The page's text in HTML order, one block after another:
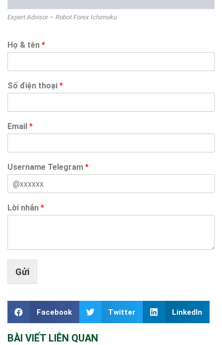
Expert Advisor – Robot Forex Ichimoku
Họ & tên *
Số điện thoại *
Email *
Username Telegram *
Lời nhắn *
Gửi
Facebook Twitter LinkedIn
BÀI VIẾT LIÊN QUAN